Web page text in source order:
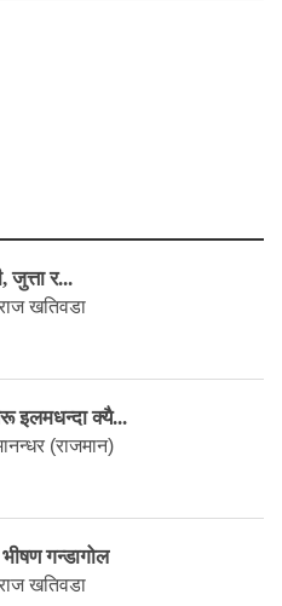
जुत्ता र...
खतिवडा
इलमधन्दा क्यै...
(राजमान)
गन्डागोल
खतिवडा